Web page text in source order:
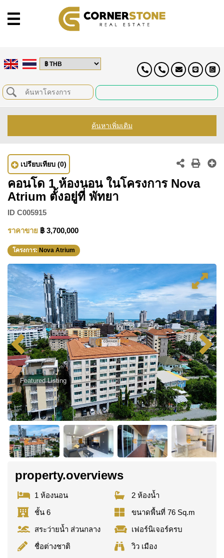
ค้นหาเพิ่มเติม
เปรียบเทียบ (0)
คอนโด 1 ห้องนอน ในโครงการ Nova
Atrium ตั้งอยู่ที่ พัทยา
ID C005915
ราคาขาย ฿ 3,700,000
โครงการ: Nova Atrium
Featured Listing
property.overviews
1 ห้องนอน
2 ห้องน้ำ
ชั้น 6
ขนาดพื้นที่ 76 Sq.m
สระว่ายน้ำ ส่วนกลาง
เฟอร์นิเจอร์ครบ
ชื่อต่างชาติ
วิว เมือง